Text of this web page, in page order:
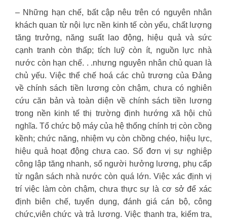
– Những hạn chế, bất cập nêu trên có nguyên nhân
khách quan từ nội lực nền kinh tế còn yếu, chất lượng
tăng trưởng, năng suất lao động, hiệu quả và sức
cạnh tranh còn thấp; tích luỹ còn ít, nguồn lực nhà
nước còn hạn chế. . .nhưng nguyên nhân chủ quan là
chủ yếu. Việc thể chế hoá các chủ trương của Đảng
về chính sách tiền lương còn chậm, chưa có nghiên
cứu căn bản và toàn diện về chính sách tiền lương
trong nền kinh tế thị trường định hướng xã hội chủ
nghĩa. Tổ chức bộ máy của hệ thống chính trị còn cồng
kềnh; chức năng, nhiệm vụ còn chồng chéo, hiệu lực,
hiệu quả hoạt động chưa cao. Số đơn vị sự nghiệp
công lập tăng nhanh, số người hưởng lương, phụ cấp
từ ngân sách nhà nước còn quá lớn. Việc xác định vị
trí việc làm còn chậm, chưa thực sự là cơ sở để xác
định biên chế, tuyển dụng, đánh giá cán bộ, công
chức,viên chức và trả lương. Việc thanh tra, kiểm tra,